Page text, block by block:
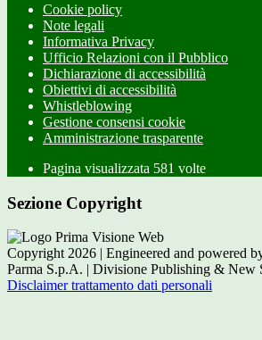
Cookie policy
Note legali
Informativa Privacy
Ufficio Relazioni con il Pubblico
Dichiarazione di accessibilità
Obiettivi di accessibilità
Whistleblowing
Gestione consensi cookie
Amministrazione trasparente
Pagina visualizzata 581 volte
Sezione Copyright
Copyright 2026 | Engineered and powered
Parma S.p.A. | Divisione Publishing & New
Disclaimer trattamento dati personali